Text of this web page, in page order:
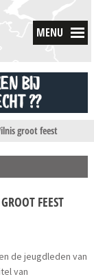
MENU
groot feest
FEEST
de jeugdleden van
van